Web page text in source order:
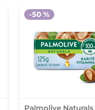
Palmolive Naturals
-50 %